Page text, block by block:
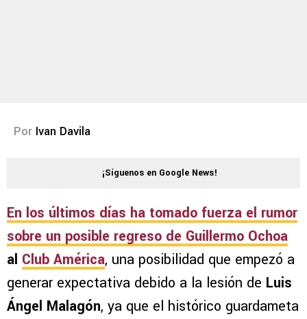
Por Ivan Davila
¡Síguenos en Google News!
En los últimos días ha tomado fuerza el rumor
sobre un posible regreso de Guillermo Ochoa
al Club América, una posibilidad que empezó a
generar expectativa debido a la lesión de Luis
Ángel Malagón, ya que el histórico guardameta